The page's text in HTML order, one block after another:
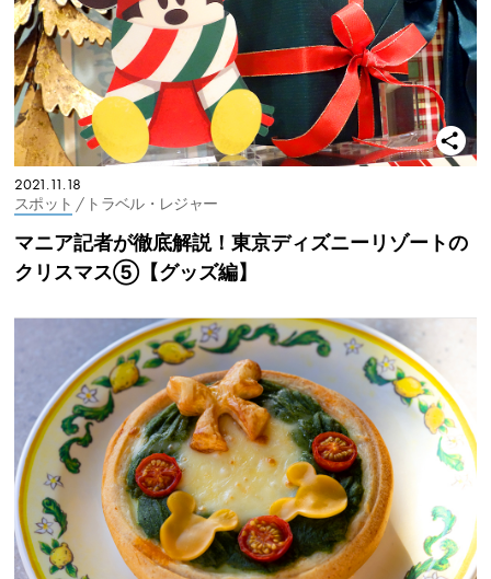
2021.11.18
スポット / トラベル・レジャー
マニア記者が徹底解説！東京ディズニーリゾートの
クリスマス⑤【グッズ編】